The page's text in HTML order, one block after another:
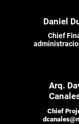
Daniel
Chief
Arq.
Chief